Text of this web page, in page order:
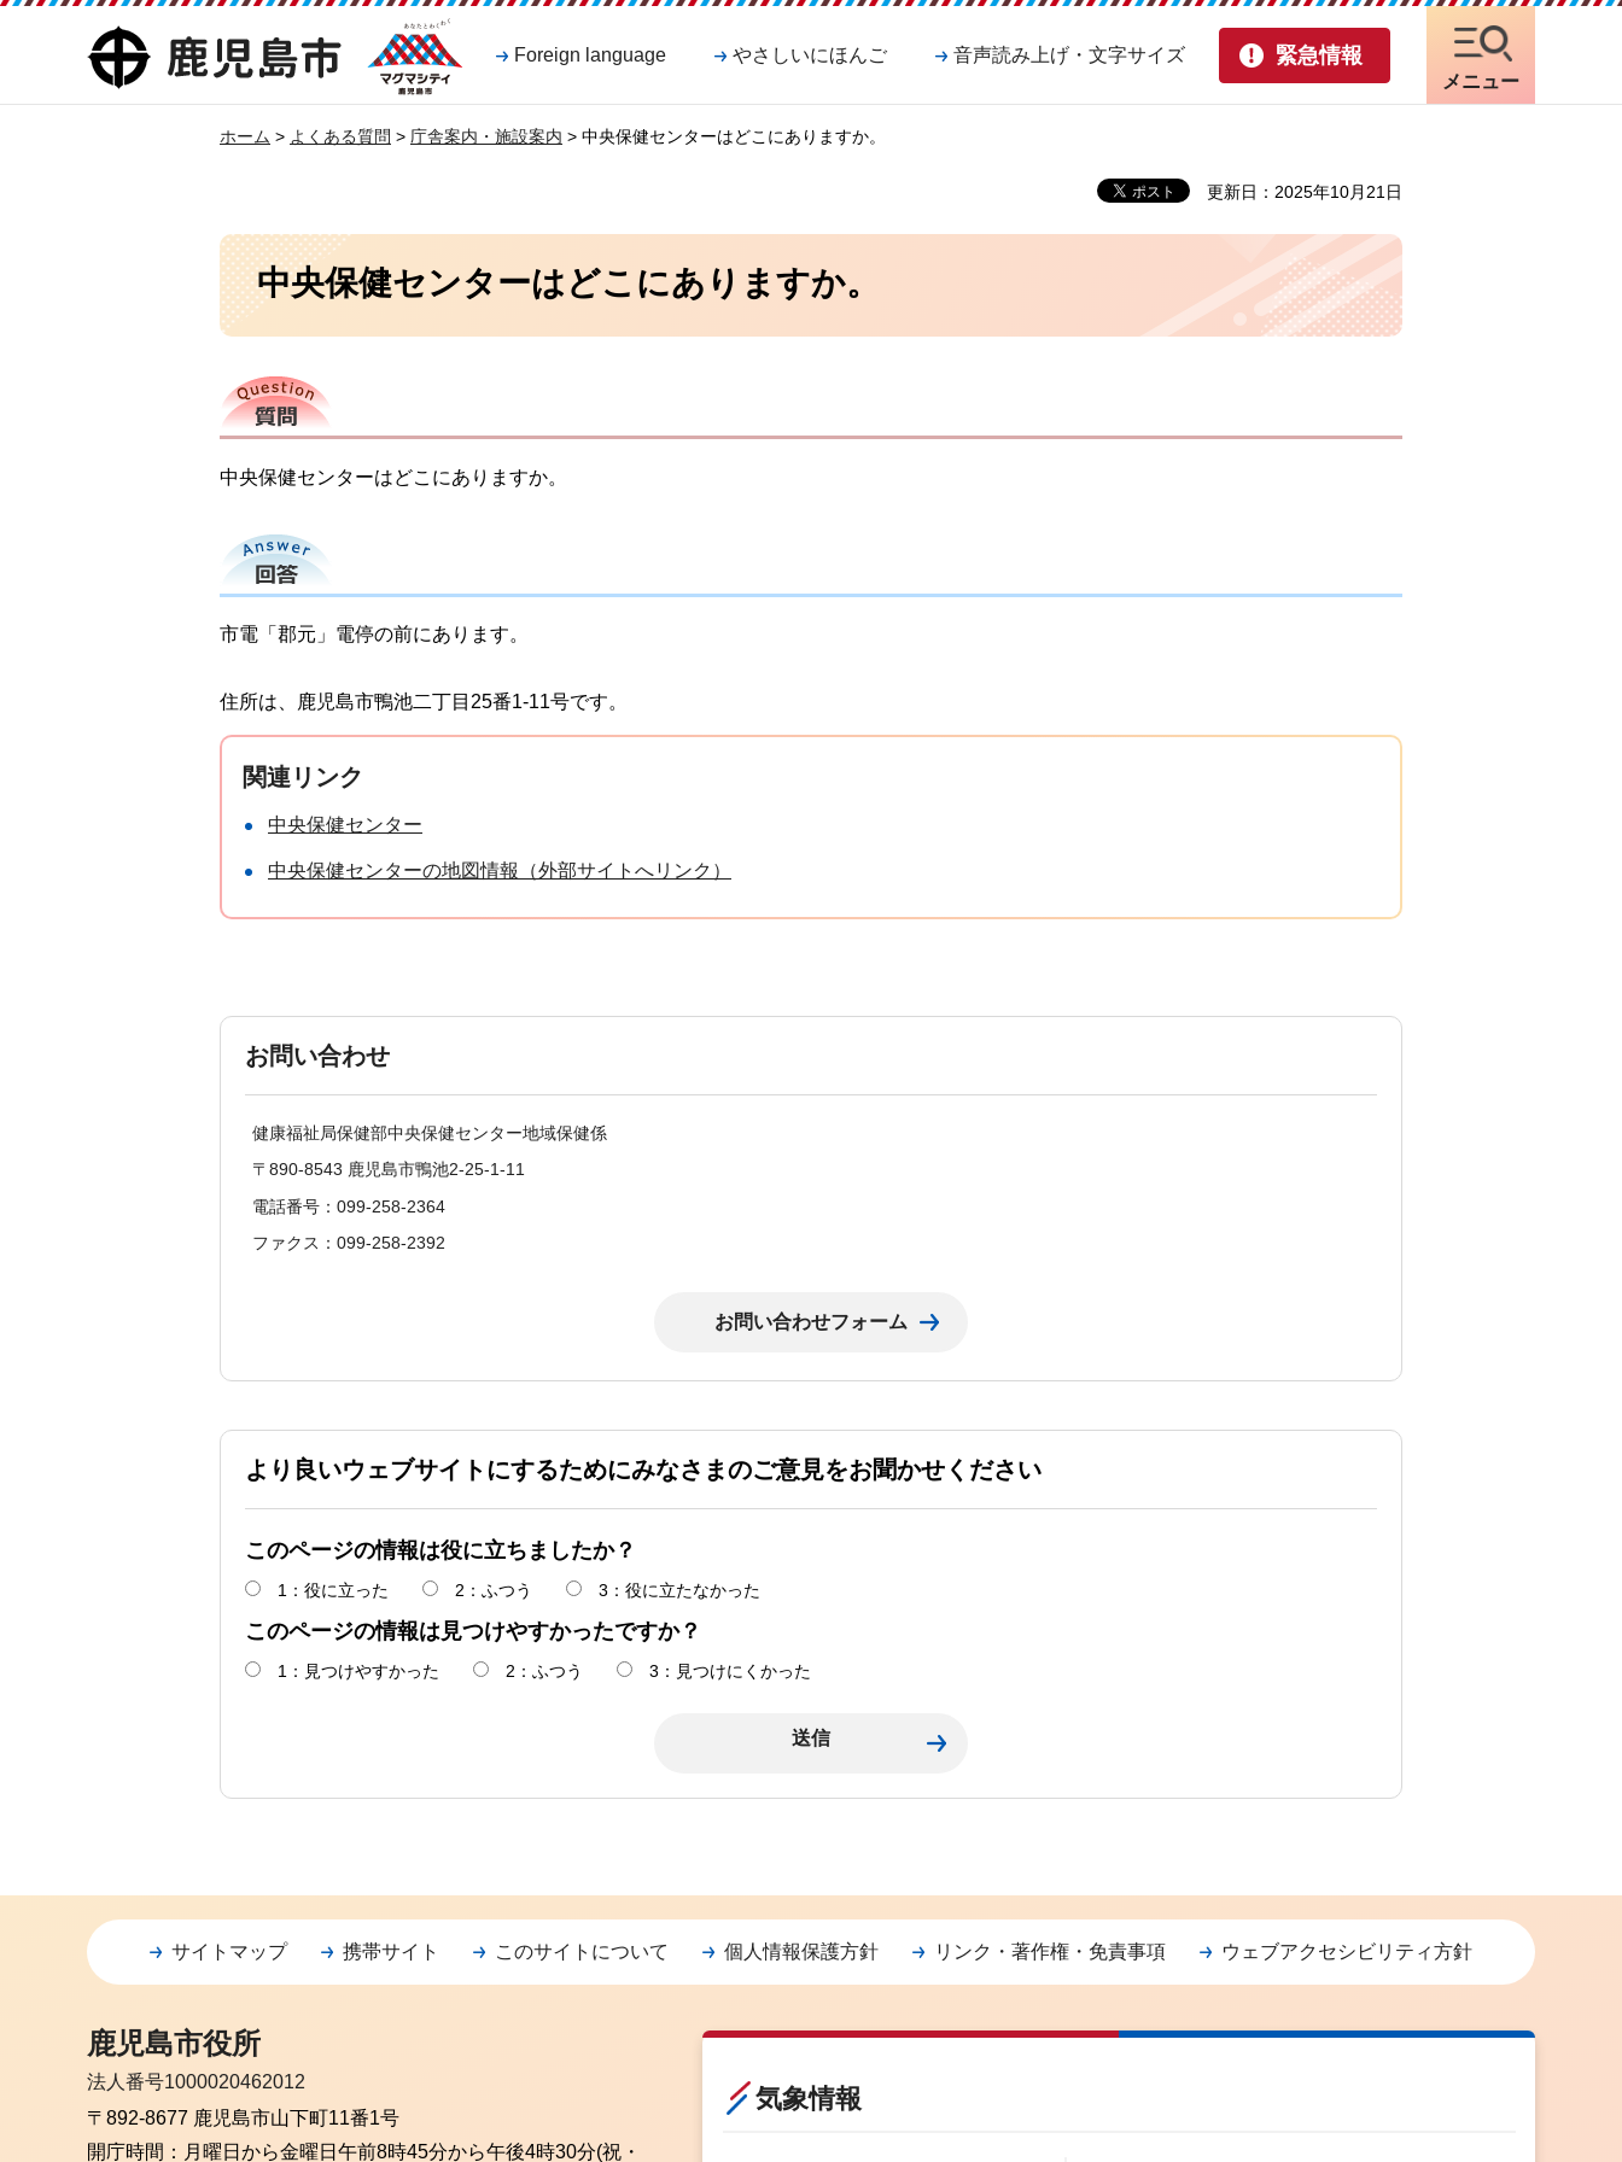
鹿児島市
マグマシティ
鹿児島市
Foreign language やさしいにほんご 音声読み上げ・文字サイズ 緊急情報
メニュー
ホーム > よくある質問 > 庁舎案内・施設案内 > 中央保健センターはどこにありますか。
更新日：2025年10月21日
中央保健センターはどこにありますか。
質問
中央保健センターはどこにありますか。
回答
市電「郡元」電停の前にあります。
住所は、鹿児島市鴨池二丁目25番1-11号です。
関連リンク
中央保健センター
中央保健センターの地図情報（外部サイトへリンク）
お問い合わせ
健康福祉局保健部中央保健センター地域保健係
〒890-8543 鹿児島市鴨池2-25-1-11
電話番号：099-258-2364
ファクス：099-258-2392
より良いウェブサイトにするためにみなさまのご意見をお聞かせください
このページの情報は役に立ちましたか？
1：役に立った 2：ふつう 3：役に立たなかった
このページの情報は見つけやすかったですか？
1：見つけやすかった 2：ふつう 3：見つけにくかった
サイトマップ 携帯サイト このサイトについて 個人情報保護方針 リンク・著作権・免責事項 ウェブアクセシビリティ方針
鹿児島市役所
法人番号1000020462012
〒892-8677 鹿児島市山下町11番1号
開庁時間： 月曜日から金曜日 午前8時45分から午後4時30分(祝・
気象情報